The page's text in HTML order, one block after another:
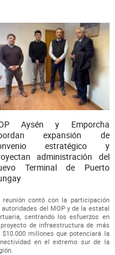
Aysén y Emporcha
expansión de
estratégico y
administración del
Terminal de Puerto
reunión contó con la participación
autoridades del MOP y de la estatal
centrando los esfuerzos en
de infraestructura de más
$10.000 millones que potenciará la
en el extremo sur de la